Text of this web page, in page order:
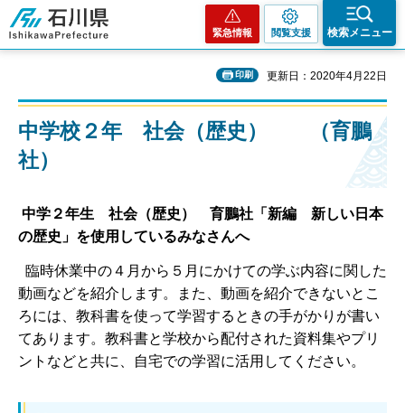
石川県
緊急情報 閲覧支援 検索メニュー
印刷 更新日：2020年4月22日
中学校２年 社会（歴史） （育鵬
社）
中学２年生 社会（歴史） 育鵬社「新編 新しい日本
の歴史」を使用しているみなさんへ
臨時休業中の４月から５月にかけての学ぶ内容に関した
動画などを紹介します。また、動画を紹介できないとこ
ろには、教科書を使って学習するときの手がかりが書い
てあります。 教科書と学校から配付された資料集やプリ
ントなどと共に、自宅での学習に活用してください。